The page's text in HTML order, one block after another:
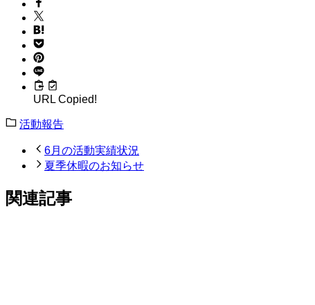
URL Copied!
活動報告
6月の活動実績状況
夏季休暇のお知らせ
関連記事